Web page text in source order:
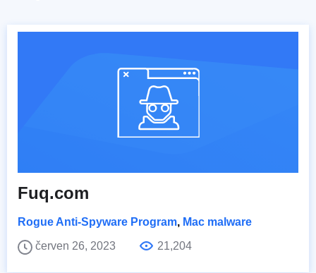
Fuq.com
Rogue Anti-Spyware Program, Mac malware
červen 26, 2023
21,204